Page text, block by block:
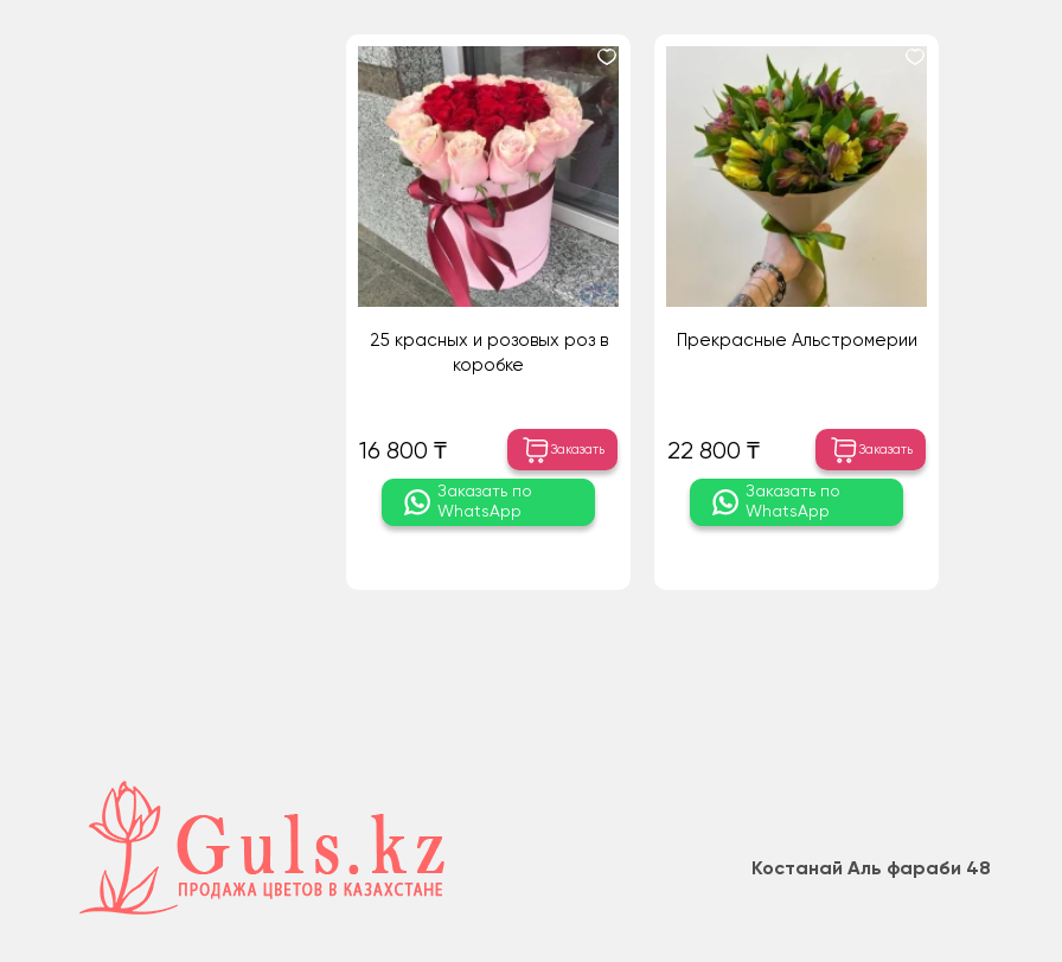
25 красных и розовых роз в
коробке
16 800 ₸ Заказать
Заказать по
WhatsApp
Прекрасные Альстромерии
22 800 ₸ Заказать
Заказать по
WhatsApp
Костанай Аль фараби 48